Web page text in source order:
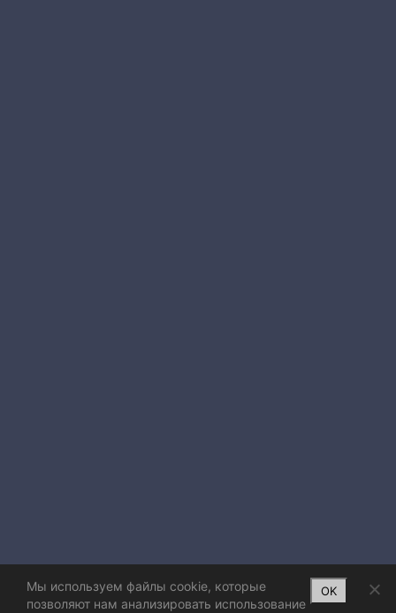
Мы используем файлы cookie, которые
позволяют нам анализировать использование
OK